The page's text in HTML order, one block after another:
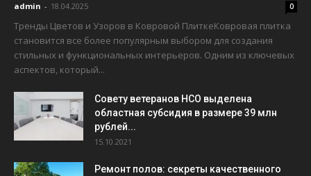
admin - 18.04.2025 0
Тренды Цветов и Узоров в Ковровой ПлиткеКовровая плитка
становится все более популярным выбором для создания
стильных и функциональных интерьеров. Одним из ключевых
аспектов, который...
Совету ветеранов НСО выделена
областная субсидия в размере 39 млн
рублей...
15.10.2021
Ремонт полов: секреты качественного